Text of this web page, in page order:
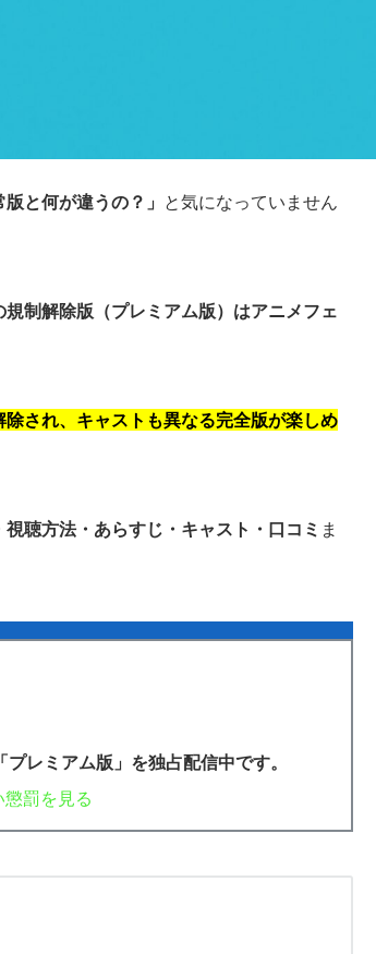
と何が違うの？」 と気になっていません
規制解除版（プレミアム版）はアニメフェ
され、キャストも異なる完全版が楽しめ
聴方法・あらすじ・キャスト・口コミ ま
レミアム版」を独占配信中です。
罰を見る